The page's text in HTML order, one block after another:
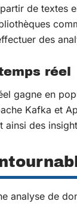
de textes
des
réel
gagne en
Kafka et
ainsi des
analyse de